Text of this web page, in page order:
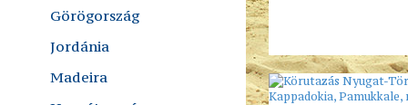
Görögország
Jordánia
Madeira